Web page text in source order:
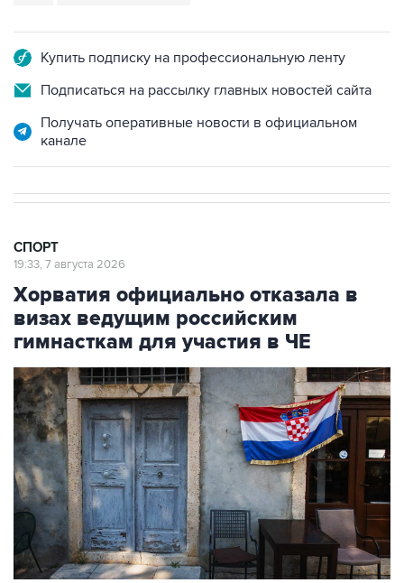
Купить подписку на профессиональную ленту
Подписаться на рассылку главных новостей сайта
Получать оперативные новости в официальном
канале
СПОРТ
19:33, 7 августа 2026
Хорватия официально отказала в
визах ведущим российским
гимнасткам для участия в ЧЕ